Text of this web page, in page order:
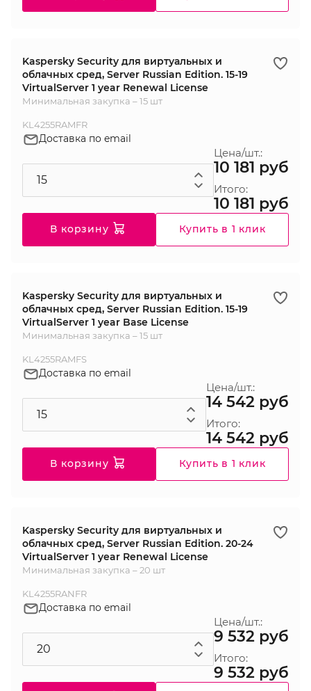
Kaspersky Security для виртуальных и
облачных сред, Server Russian Edition. 15-19
VirtualServer 1 year Renewal License
Минимальная закупка – 15 шт
KL4255RAMFR
Доставка по email
Цена/шт.:
10 181 руб
Итого:
10 181 руб
В корзину Купить в 1 клик
Kaspersky Security для виртуальных и
облачных сред, Server Russian Edition. 15-19
VirtualServer 1 year Base License
Минимальная закупка – 15 шт
KL4255RAMFS
Доставка по email
Цена/шт.:
14 542 руб
Итого:
14 542 руб
В корзину Купить в 1 клик
Kaspersky Security для виртуальных и
облачных сред, Server Russian Edition. 20-24
VirtualServer 1 year Renewal License
Минимальная закупка – 20 шт
KL4255RANFR
Доставка по email
Цена/шт.:
9 532 руб
Итого:
9 532 руб